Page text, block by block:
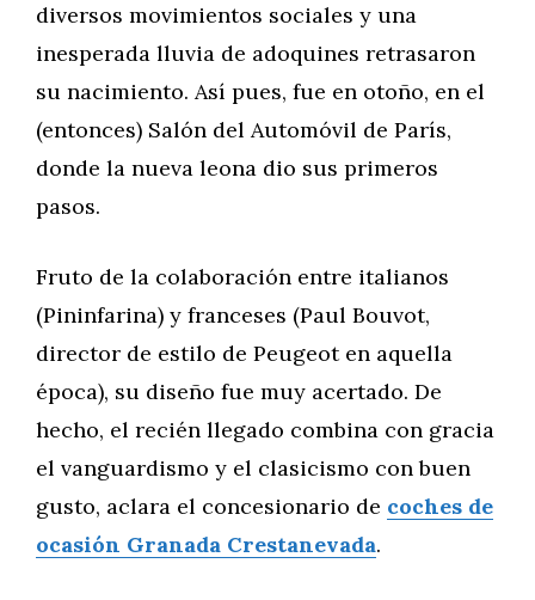
diversos movimientos sociales y una
inesperada lluvia de adoquines retrasaron
su nacimiento. Así pues, fue en otoño, en el
(entonces) Salón del Automóvil de París,
donde la nueva leona dio sus primeros
pasos.
Fruto de la colaboración entre italianos
(Pininfarina) y franceses (Paul Bouvot,
director de estilo de Peugeot en aquella
época), su diseño fue muy acertado. De
hecho, el recién llegado combina con gracia
el vanguardismo y el clasicismo con buen
gusto, aclara el concesionario de coches de
ocasión Granada Crestanevada.